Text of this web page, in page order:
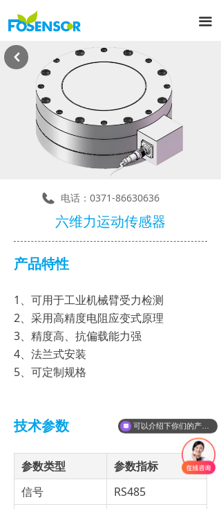
끀
六维力运动传感器
产品特性
1、可用于工业机械臂受力检测
2、采用高精度电阻应变式原理
3、精度高、抗偏载能力强
4、法兰式安装
5、可定制规格
技术参数
参数类型
参数指标
信号
RS485
낒
电话： 0371-86630636
可以介绍下你们的产品么？